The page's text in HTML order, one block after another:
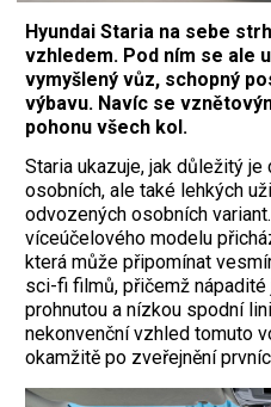
Hyundai Staria na sebe
vzhledem. Pod ním se ale
vymyšlený vůz, schopný
výbavu. Navíc se
pohonu všech kol.
Staria ukazuje, jak důležitý
osobních, ale také lehkých
odvozených osobních
víceúčelového modelu
která může připomínat
sci-fi filmů, přičemž
prohnutou a nízkou spodní
nekonvenční vzhled tomuto
okamžitě po zveřejnění